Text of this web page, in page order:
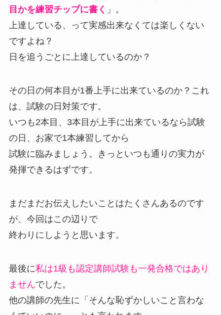
目かを練習チップに書く 」。
上達している、って実感出来なくては楽しくない
ですよね？
日を追うごとに上達しているのか？
その日の何本目が1番上手に出来ているのか？これ
は、試験の日対策です。
いつも2本目、3本目が上手に出来ているなら試験
の日、お家で1本練習してから
試験に臨みましょう。きっといつも通りの実力が
発揮できるはずです。
まだまだお伝えしたいことはたくさんあるのです
が、今回はこの辺りで
終わりにしようと思います。
最後に私は1級も認定講師試験も一発合格ではあり
ませんでした。
他の講師の先生に「そんな恥ずかしいこと言わな